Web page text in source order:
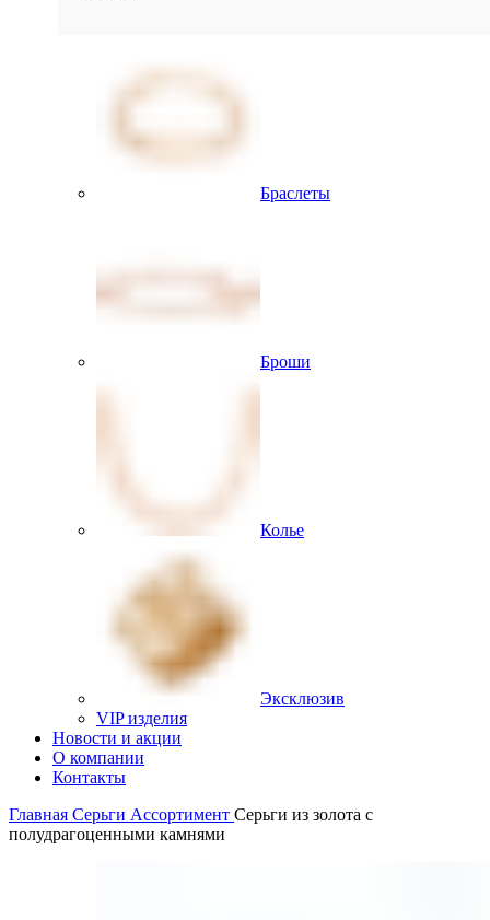
Браслеты
Броши
Колье
Эксклюзив
VIP изделия
Новости и акции
О компании
Контакты
Главная Серьги Ассортимент Серьги из золота с
полудрагоценными камнями